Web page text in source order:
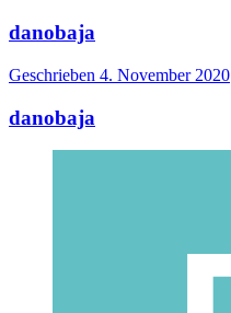
danobaja
Geschrieben 4. November 2020
danobaja